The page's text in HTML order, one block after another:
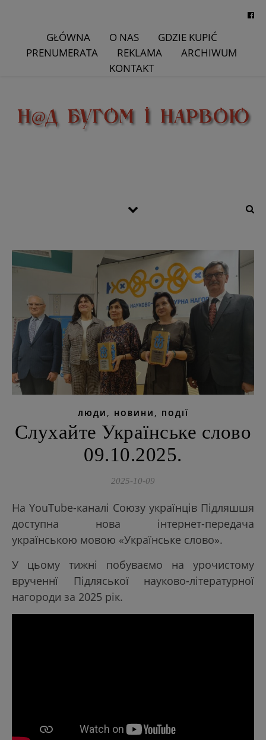
GŁÓWNA O NAS
GDZIE KUPIĆ
PRENUMERATA
REKLAMA
ARCHIWUM
KONTAKT
ЛЮДИ , НОВИНИ , ПОДІЇ
Слухайте Українське слово
09.10.2025.
2025-10-09
На YouTube-каналі Союзу українців Підляшшя
доступна нова інтернет-передача
українською мовою «Українське слово».
У цьому тижні побуваємо на урочистому
врученнї Підляської науково-літературної
нагороди за 2025 рік.